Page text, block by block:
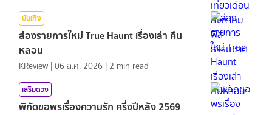
บันเทิง
ส่องรายการใหม่ True Haunt เรื่องเล่า คืน
หลอน
KReview |06 ส.ค. 2026 | 2 min read
เสริมดวง
พิกัดขอพรเรื่องความรัก ครึ่งปีหลัง 2569